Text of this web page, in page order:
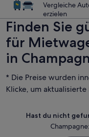
Vergleiche
erzielen
Finden Sie
für
in
* Die Preise wurden
Klicke, um aktualisierte
Hast du nicht